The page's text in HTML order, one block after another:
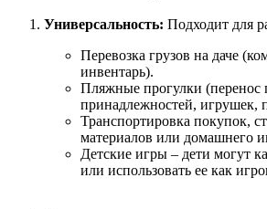
Универсальность: Подходит для
Перевозка грузов на даче
инвентарь).
Пляжные прогулки
принадлежностей, игрушек,
Транспортировка покупок,
материалов или домашнего
Детские игры – дети могут
или использовать ее как